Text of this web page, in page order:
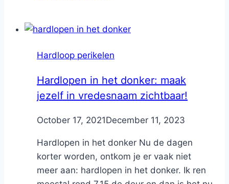
Hardloop perikelen
Hardlopen in het donker: maak
jezelf in vredesnaam zichtbaar!
ByNicole
October 17, 2021December 11, 2023
Hardlopen in het donker Nu de dagen
korter worden, ontkom je er vaak niet
meer aan: hardlopen in het donker. Ik ren